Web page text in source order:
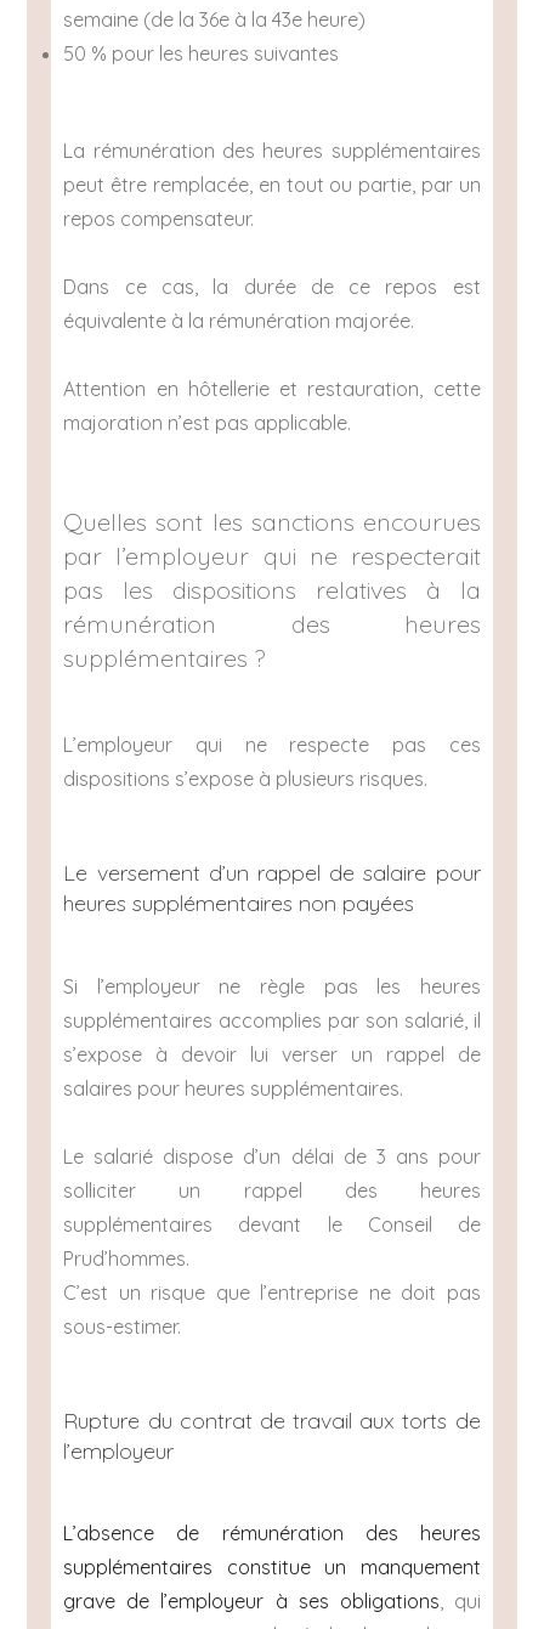
semaine (de la 36e à la 43e heure)
50 % pour les heures suivantes
La rémunération des heures supplémentaires
peut être remplacée, en tout ou partie, par un
repos compensateur.
Dans ce cas, la durée de ce repos est
équivalente à la rémunération majorée.
Attention en hôtellerie et restauration, cette
majoration n’est pas applicable.
Quelles sont les sanctions encourues
par l’employeur qui ne respecterait
pas les dispositions relatives à la
rémunération des heures
supplémentaires ?
L’employeur qui ne respecte pas ces
dispositions s’expose à plusieurs risques.
Le versement d’un rappel de salaire pour
heures supplémentaires non payées
Si l’employeur ne règle pas les heures
supplémentaires accomplies par son salarié, il
s’expose à devoir lui verser un rappel de
salaires pour heures supplémentaires.
Le salarié dispose d’un délai de 3 ans pour
solliciter un rappel des heures
supplémentaires devant le Conseil de
Prud’hommes.
C’est un risque que l’entreprise ne doit pas
sous-estimer.
Rupture du contrat de travail aux torts de
l’employeur
L’absence de rémunération des heures
supplémentaires constitue un manquement
grave de l’employeur à ses obligations, qui